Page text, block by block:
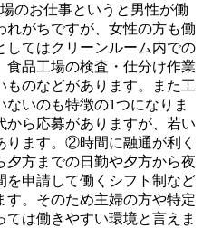
のお仕事というと男性が働
れがちですが、女性の方も働
してはクリーンルーム内での
品工場の検査・仕分け作業
ものなどがあります。また工
いのも特徴の1つになりま
から応募がありますが、若い
ります。②時間に融通が利く
夕方までの日勤や夕方から夜
を申請して働くシフト制など
。そのため主婦の方や特定
は働きやすい環境と言えま